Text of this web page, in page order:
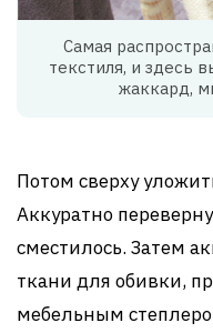
Самая
текстиля, и здесь
жаккард,
Потом сверху
Аккуратно
сместилось. Затем
ткани для обивки,
мебельным